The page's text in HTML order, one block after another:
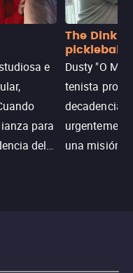
e
para
del
The Dink:
pickleball
Dusty "O
tenista
decadencia,
una misión